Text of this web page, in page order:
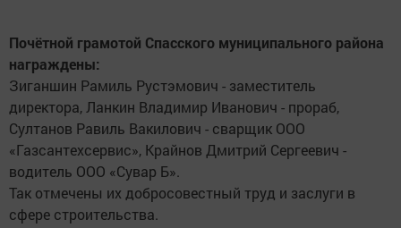
Почётной грамотой Спасского муниципального района
награждены:
Зиганшин Рамиль Рустэмович - заместитель
директора, Ланкин Владимир Иванович - прораб,
Султанов Равиль Вакилович - сварщик ООО
«Газсантехсервис», Крайнов Дмитрий Сергеевич -
водитель ООО «Сувар Б».
Так отмечены их добросовестный труд и заслуги в
сфере строительства.